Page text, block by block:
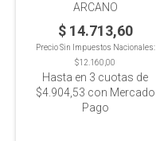
ARCANO
$ 14.713,60
Precio Sin Impuestos Nacionales:
$12.160,00
Hasta en 3 cuotas de
$4.904,53 con Mercado
Pago